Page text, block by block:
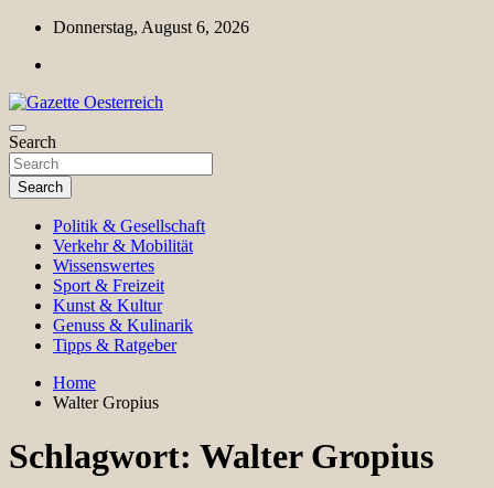
Skip
content
Donnerstag, August 6, 2026
Gazette Oesterreich
Magazin für Freizeit, Politik, Kultur & Wissenschaft
Search
Search
Politik & Gesellschaft
Verkehr & Mobilität
Wissenswertes
Sport & Freizeit
Kunst & Kultur
Genuss & Kulinarik
Tipps & Ratgeber
Home
Walter Gropius
Schlagwort: Walter Gropius